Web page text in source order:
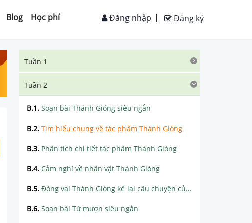
Blog Học phí Đăng ký
Đăng nhập
Tuần 1
Tuần 2
B.1. Soạn bài Thánh Gióng siêu ngắn
B.2. Tìm hiểu chung về tác phẩm Thánh Gióng
B.3. Phân tích chi tiết tác phẩm Thánh Gióng
B.4. Cảm nghĩ về nhân vật Thánh Gióng
B.5. Đóng vai Thánh Gióng kể lại câu chuyện của mình sau khi đánh đuổi giặc Ân
B.6. Soạn bài Từ mượn siêu ngắn